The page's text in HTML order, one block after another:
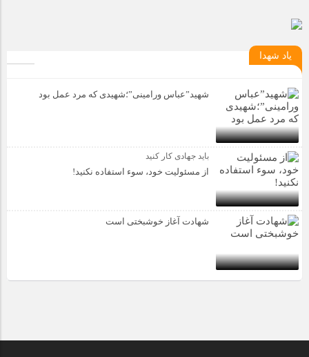
یاد شهدا
شهید”عباس ورامینی”؛شهیدی که مرد عمل بود
باید جهادی کار کنید
از مسئولیت خود، سوء استفاده نکنید!
شهادت آغاز خوشبختی است